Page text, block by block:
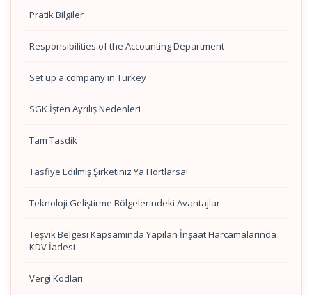
Pratik Bilgiler
Responsibilities of the Accounting Department
Set up a company in Turkey
SGK İşten Ayrılış Nedenleri
Tam Tasdik
Tasfiye Edilmiş Şirketiniz Ya Hortlarsa!
Teknoloji Geliştirme Bölgelerindeki Avantajlar
Teşvik Belgesi Kapsamında Yapılan İnşaat Harcamalarında
KDV İadesi
Vergi Kodları